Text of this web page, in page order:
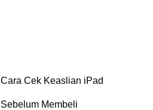
Cara Cek Keaslian iPad
Sebelum Membeli